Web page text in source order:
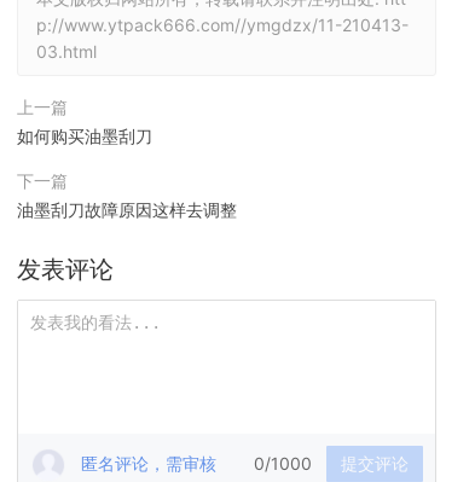
p://www.ytpack666.com//ymgdzx/11-210413-
03.html
上一篇
如何购买油墨刮刀
下一篇
油墨刮刀故障原因这样去调整
发表评论
匿名评论，需审核 0/1000 提交评论